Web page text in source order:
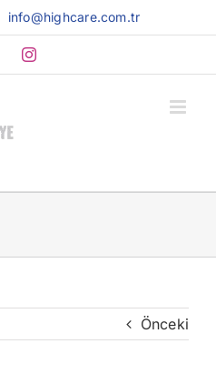
info@highcare.com.tr
FacebookInstagram
Önceki